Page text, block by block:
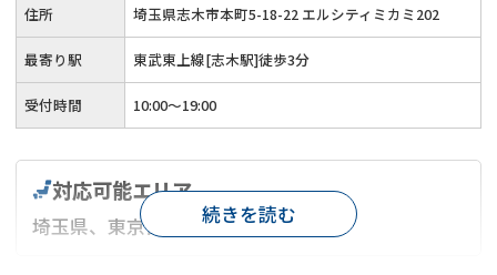
住所 埼玉県志木市本町5-18-22 エルシティミカミ202
最寄り駅 東武東上線[志木駅]徒歩3分
受付時間 10:00～19:00
対応可能エリア
埼玉県、東京都 続きを読む